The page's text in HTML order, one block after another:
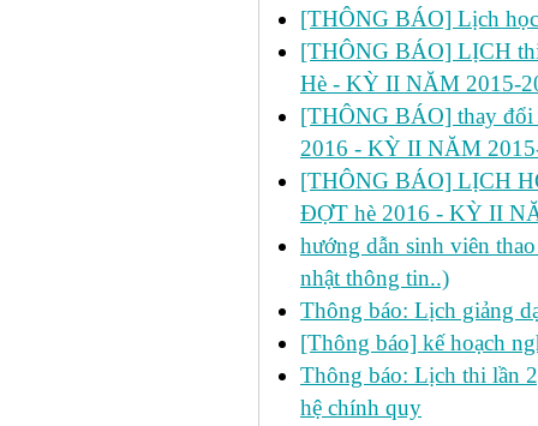
[THÔNG BÁO] Lịch
[THÔNG BÁO] LỊCH
Hè - KỲ II NĂM 2015-
[THÔNG BÁO] thay
2016 - KỲ II NĂM
[THÔNG BÁO] LỊCH
ĐỢT hè 2016 - KỲ II
hướng dẫn sinh viên
nhật thông tin..)
Thông báo: Lịch giảng
[Thông báo] kế hoạch
Thông báo: Lịch thi lần
hệ chính quy